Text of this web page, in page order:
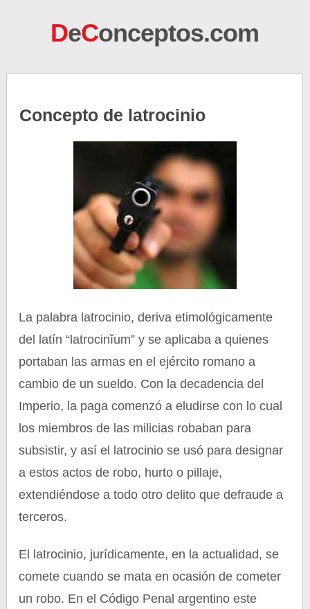
DeConceptos.com
Concepto de latrocinio
La palabra latrocinio, deriva etimológicamente
del latín “latrocinĭum” y se aplicaba a quienes
portaban las armas en el ejército romano a
cambio de un sueldo. Con la decadencia del
Imperio, la paga comenzó a eludirse con lo cual
los miembros de las milicias robaban para
subsistir, y así el latrocinio se usó para designar
a estos actos de robo, hurto o pillaje,
extendiéndose a todo otro delito que defraude a
terceros.
El latrocinio, jurídicamente, en la actualidad, se
comete cuando se mata en ocasión de cometer
un robo. En el Código Penal argentino este